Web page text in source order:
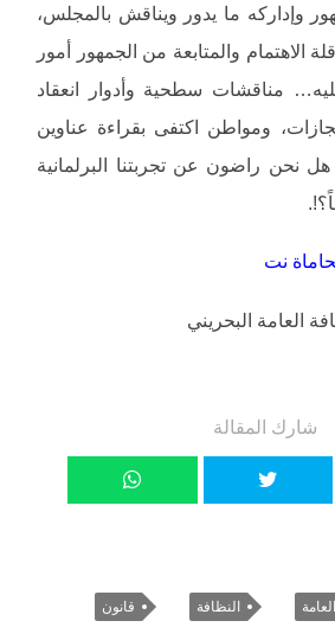
وإداركه ما يدور ويناقش بالمجلس،
الاهتمام والمتابعة من الجمهور أمور
مناقشات سطحية وأدوار انعقاد
ومواطن اكتفى بقراءة عناوين
هل نحن راضون عن تجربتنا البرلمانية
نت
العامة البحريني
شارك المقالة
العامة النظافة قانون